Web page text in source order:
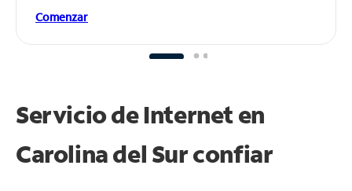
Comenzar
Servicio de Internet en
Carolina del Surconfiar